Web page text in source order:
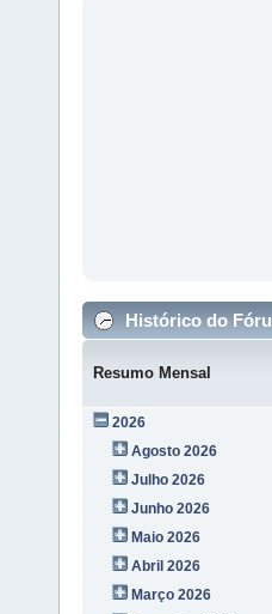
Histórico do
Resumo Mensal
2026
Agosto 2026
Julho 2026
Junho 2026
Maio 2026
Abril 2026
Março 2026